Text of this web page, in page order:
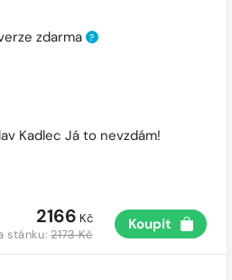
zdarma ?
Kadlec Já to nevzdám!
2166 Kč
stánku:2173 Kč
Koupit